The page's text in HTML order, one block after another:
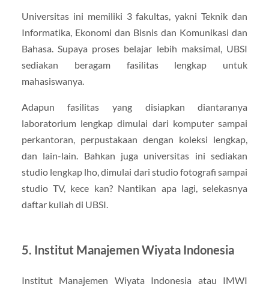
Universitas ini memiliki 3 fakultas, yakni Teknik dan
Informatika, Ekonomi dan Bisnis dan Komunikasi dan
Bahasa. Supaya proses belajar lebih maksimal, UBSI
sediakan beragam fasilitas lengkap untuk
mahasiswanya.
Adapun fasilitas yang disiapkan diantaranya
laboratorium lengkap dimulai dari komputer sampai
perkantoran, perpustakaan dengan koleksi lengkap,
dan lain-lain. Bahkan juga universitas ini sediakan
studio lengkap lho, dimulai dari studio fotografi sampai
studio TV, kece kan? Nantikan apa lagi, selekasnya
daftar kuliah di UBSI.
5. Institut Manajemen Wiyata Indonesia
Institut Manajemen Wiyata Indonesia atau IMWI